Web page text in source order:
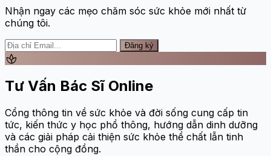
Nhận ngay các mẹo chăm sóc sức khỏe mới nhất từ
chúng tôi.
Đăng ký
spa
Tư Vấn Bác Sĩ Online
Cổng thông tin về sức khỏe và đời sống cung cấp tin
tức, kiến thức y học phổ thông, hướng dẫn dinh dưỡng
và các giải pháp cải thiện sức khỏe thể chất lẫn tinh
thần cho cộng đồng.